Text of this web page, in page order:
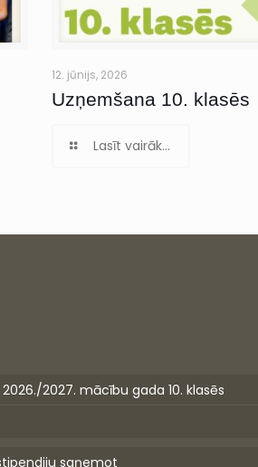
12. jūnijs, 2026
Uzņemšana 10. klasēs
Lasīt vairāk...
2027. mācību gada 10. klasēs
saņemot